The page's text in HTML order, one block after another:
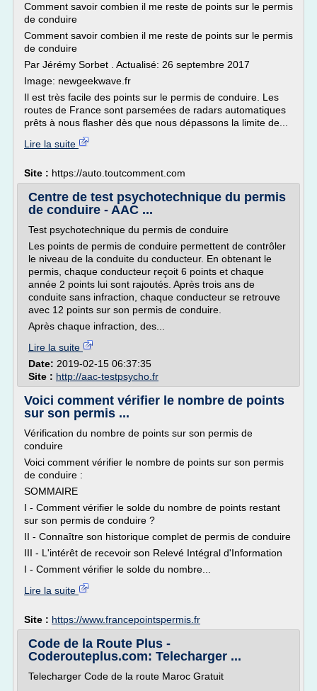
Comment savoir combien il me reste de points sur le permis
de conduire
Comment savoir combien il me reste de points sur le permis
de conduire
Par Jérémy Sorbet . Actualisé: 26 septembre 2017
Image: newgeekwave.fr
Il est très facile des points sur le permis de conduire. Les
routes de France sont parsemées de radars automatiques
prêts à nous flasher dès que nous dépassons la limite de...
Lire la suite
Site : https://auto.toutcomment.com
Centre de test psychotechnique du permis
de conduire - AAC ...
Test psychotechnique du permis de conduire
Les points de permis de conduire permettent de contrôler
le niveau de la conduite du conducteur. En obtenant le
permis, chaque conducteur reçoit 6 points et chaque
année 2 points lui sont rajoutés. Après trois ans de
conduite sans infraction, chaque conducteur se retrouve
avec 12 points sur son permis de conduire.
Après chaque infraction, des...
Lire la suite
Date: 2019-02-15 06:37:35
Site : http://aac-testpsycho.fr
Voici comment vérifier le nombre de points
sur son permis ...
Vérification du nombre de points sur son permis de
conduire
Voici comment vérifier le nombre de points sur son permis
de conduire :
SOMMAIRE
I - Comment vérifier le solde du nombre de points restant
sur son permis de conduire ?
II - Connaître son historique complet de permis de conduire
III - L'intérêt de recevoir son Relevé Intégral d'Information
I - Comment vérifier le solde du nombre...
Lire la suite
Site : https://www.francepointspermis.fr
Code de la Route Plus -
Coderouteplus.com: Telecharger ...
Telecharger Code de la route Maroc Gratuit